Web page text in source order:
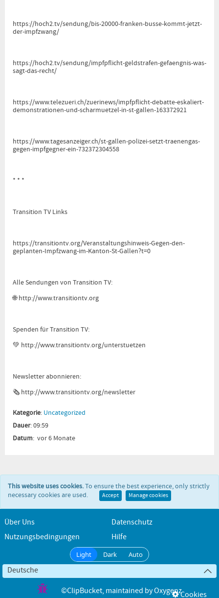
https://hoch2.tv/sendung/bis-20000-franken-busse-kommt-jetzt-
der-impfzwang/
https://hoch2.tv/sendung/impfpflicht-geldstrafen-gefaengnis-was-
sagt-das-recht/
https://www.telezueri.ch/zuerinews/impfpflicht-debatte-eskaliert-
demonstrationen-und-scharmuetzel-in-st-gallen-163372921
https://www.tagesanzeiger.ch/st-gallen-polizei-setzt-traenengas-
gegen-impfgegner-ein-732372304558
* * *
Transition TV Links
https://transitiontv.org/Veranstaltungshinweis-Gegen-den-
geplanten-Impfzwang-im-Kanton-St-Gallen?t=0
Alle Sendungen von Transition TV:
🌐http://www.transitiontv.org
Spenden für Transition TV:
💚 http://www.transitiontv.org/unterstuetzen
Newsletter abonnieren:
🗞 http://www.transitiontv.org/newsletter
Kategorie: Uncategorized
Dauer: 09:59
Datum: vor 6 Monate
This website uses cookies.To ensure the best experience, only strictly
necessary cookies are used.
Accept Manage cookies
Über Uns
Datenschutz
Nutzungsbedingungen
Hilfe
Light Dark Auto
Deutsche
©ClipBucket, maintained byOxygenzCookies